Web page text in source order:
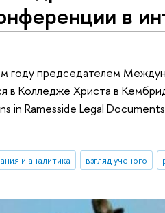
в
председателем
в Колледже Христа в
Ramesside Legal
и аналитика взгляд ученого